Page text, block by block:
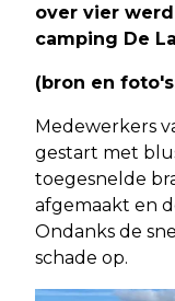
over vier
camping De
(bron en
Medewerkers
gestart met
toegesnelde
afgemaakt en
Ondanks de
schade op.